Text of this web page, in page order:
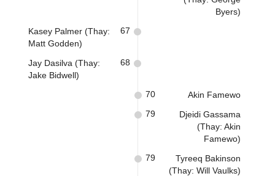
Byers)
Kasey Palmer (Thay:
Matt Godden)
67
Jay Dasilva (Thay:
Jake Bidwell)
68
Akin Famewo
70
Djeidi Gassama
(Thay: Akin
Famewo)
79
Tyreeq Bakinson
(Thay: Will Vaulks)
79